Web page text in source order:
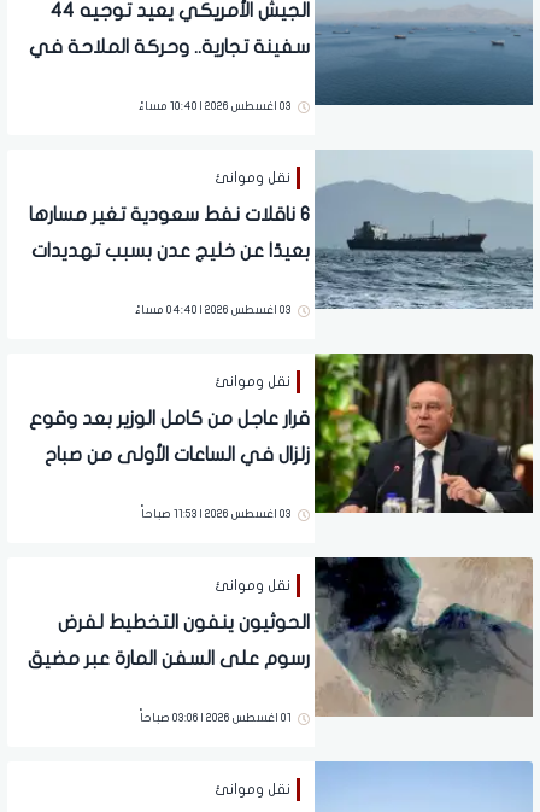
الجيش الأمريكي يعيد توجيه 44
سفينة تجارية.. وحركة الملاحة في
03 اغسطس 2026 | 10:40 مساءً
نقل وموانئ
6 ناقلات نفط سعودية تغير مسارها
بعيدًا عن خليج عدن بسبب تهديدات
03 اغسطس 2026 | 04:40 مساءً
نقل وموانئ
قرار عاجل من كامل الوزير بعد وقوع
زلزال في الساعات الأولى من صباح
03 اغسطس 2026 | 11:53 صباحاً
نقل وموانئ
الحوثيون ينفون التخطيط لفرض
رسوم على السفن المارة عبر مضيق
01 اغسطس 2026 | 03:06 صباحاً
نقل وموانئ